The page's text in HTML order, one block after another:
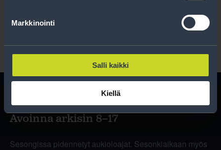
Markkinointi
Salli kaikki
Kiellä
Avoinna arkisin 8–17
Sesongissa pidennetyt aukioloajat. Sesonkiaikaan myös